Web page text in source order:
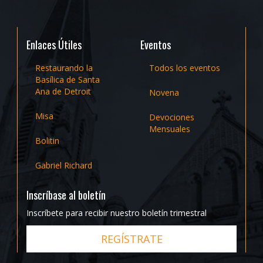
Enlaces Útiles
Restaurando la
Basílica de Santa
Ana de Detroit
Misa
Bolitin
Gabriel Richard
Eventos
Todos los eventos
Novena
Devociones
Mensuales
Inscríbase al boletín
Inscríbete para recibir nuestro boletín trimestral
REGÍSTRATE